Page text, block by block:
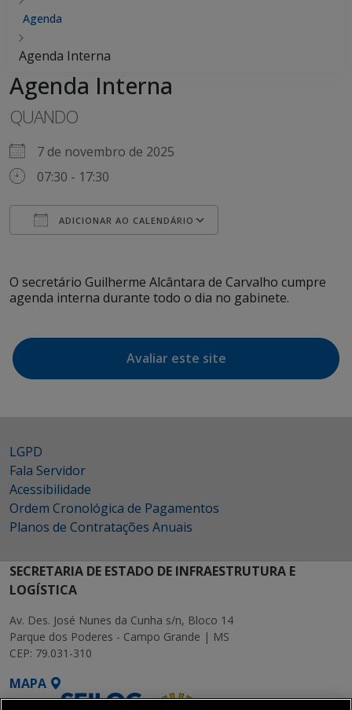
Agenda
Agenda Interna
Agenda Interna
QUANDO
7 de novembro de 2025
07:30 - 17:30
ADICIONAR AO CALENDÁRIO
O secretário Guilherme Alcântara de Carvalho cumpre
agenda interna durante todo o dia no gabinete.
Avaliar este site
LGPD
Fala Servidor
Acessibilidade
Ordem Cronológica de Pagamentos
Planos de Contratações Anuais
SECRETARIA DE ESTADO DE INFRAESTRUTURA E
LOGÍSTICA
Av. Des. José Nunes da Cunha s/n, Bloco 14
Parque dos Poderes - Campo Grande | MS
CEP: 79.031-310
MAPA